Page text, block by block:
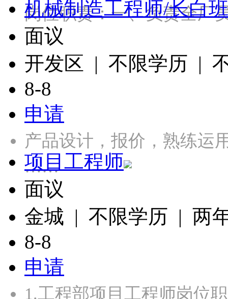
岗位职责：一、负责全
机械制造工程师/长白班
面议
开发区 | 不限学历 |
8-8
申请
产品设计，报价，熟练运
……
项目工程师
面议
金城 | 不限学历 | 两
8-8
申请
1.工程部项目工程师岗位